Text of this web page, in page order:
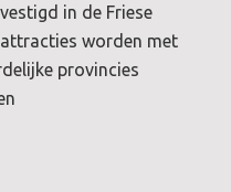
in de Friese
worden met
provincies